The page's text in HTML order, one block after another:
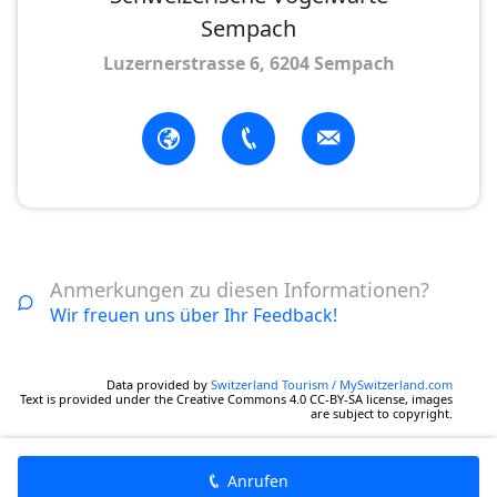
Sempach
Luzernerstrasse 6, 6204 Sempach
Anmerkungen zu diesen Informationen?
Wir freuen uns über Ihr Feedback!
Data provided by Switzerland Tourism / MySwitzerland.com
Text is provided under the Creative Commons 4.0 CC-BY-SA license, images
are subject to copyright.
Anrufen